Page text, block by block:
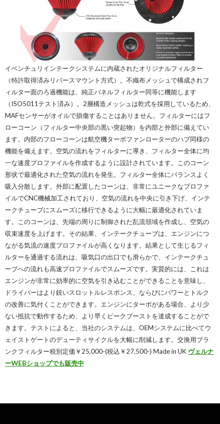
イベンチュリインテークシステムに内蔵されたオリジナルフィルター
（特許取得済みリバースマウント方式）。不織布メッシュで構成されフ
ィルター面のろ過機能は、純正パネルフィルター同等に機能します
（ISO5011テスト済み）。2層構造メッシュは乾式を採用しているため、
MAFセンサーがオイルで損傷することはありません。フィルターにはフ
ローコーン（フィルター中央部の黒い突起物）を内部と外部に備えてい
ます。内部のフローコーンは航空機ターボファンローターのハブ同様の
機能を備えます。空気の流れをフィルターに導き、フィルター全体に均
一な速度プロファイルを作成するように設計されています。このコーン
形状で最適化された空気の流れを発生。フィルター全体にバランスよく
吸入分散します。 外部に配置したコーンは、非常にユニークなプロファ
イルでCNC機械加工されており、空気の流れを中央に引き下げ、インテ
ークチューブにスムーズに移行できるように大幅に最適化されていま
す。このコーンは、先端の周りに制御された乱流領域を作成し、空気の
収束速度を上げます。その結果、インテークチューブは、エンジンにつ
ながる気流の速度プロファイルが高くなります。 結果として生じるフィ
ルターを通過する流れは、吸気口の出口でも滑らかで、インテークチュ
ーブへの流れも高速プロファイルでスムーズです。実質的には、これは
エンジンが非常に効率的に空気を引き込むことができることを意味し、
ドライバーはより鋭いスロットルレスポンス、ならびにパワーとトルク
の改善に気付くことができます。エンジンにターボがある場合、より少
ない抵抗で動作するため、より早くピークブーストを達成することがで
きます。テストによると、当社のシステムは、OEMシステムに比べてウ
ェイストゲートのデューティサイクルを大幅に削減します。交換用ブラ
ンクフィルター税別定価￥25,000-(税込￥27,500-) Made in UK ヴェルナ
ーWEBショップでも販売中